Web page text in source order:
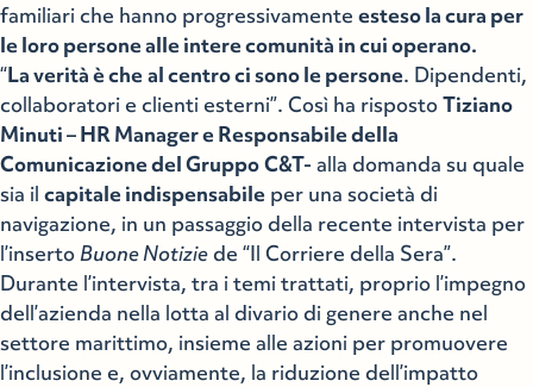
familiari che hanno progressivamente esteso la cura per
le loro persone alle intere comunità in cui operano.
“La verità è cheal centro ci sono le persone. Dipendenti,
collaboratori e clienti esterni”. Così ha rispostoTiziano
Minuti – HR Manager e Responsabile della
Comunicazione del GruppoC&T- alla domanda su quale
sia il capitale indispensabile per una società di
navigazione, in un passaggio della recente intervista per
l’insertoBuone Notizie de “Il Corriere della Sera”.
Durante l’intervista, tra i temi trattati, proprio l’impegno
dell’azienda nella lotta al divario di genere anche nel
settore marittimo, insieme alle azioni per promuovere
l’inclusione e, ovviamente, la riduzione dell’impatto